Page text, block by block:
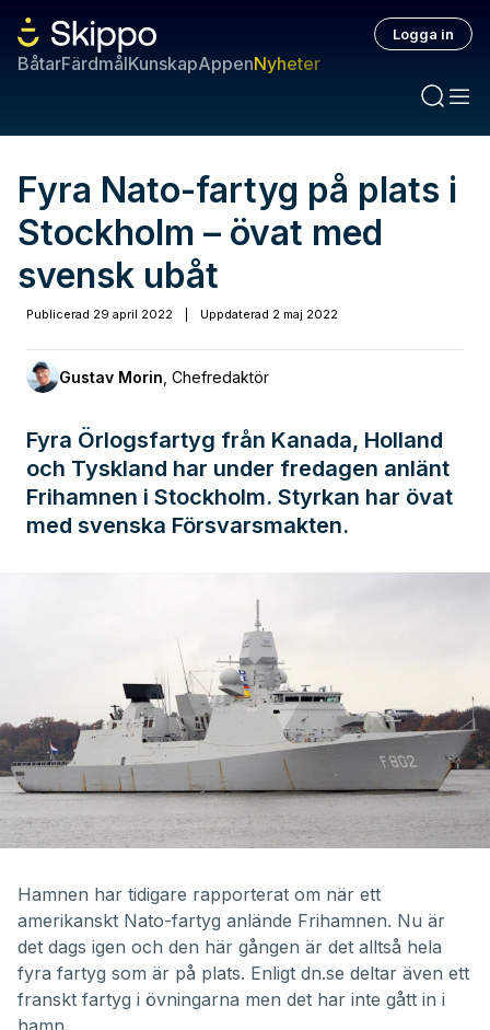
BåtarFärdmålKunskapAppenNyheter
Logga in
Fyra Nato-fartyg på plats i
Stockholm – övat med
svensk ubåt
Publicerad 29 april 2022 Uppdaterad 2 maj 2022
Gustav Morin Chefredaktör
Fyra Örlogsfartyg från Kanada, Holland
och Tyskland har under fredagen anlänt
Frihamnen i Stockholm. Styrkan har övat
med svenska Försvarsmakten.
Hamnen har tidigare rapporterat om när ett
amerikanskt Nato-fartyg anlände Frihamnen. Nu är
det dags igen och den här gången är det alltså hela
fyra fartyg som är på plats. Enligt dn.se deltar även ett
franskt fartyg i övningarna men det har inte gått in i
hamn.